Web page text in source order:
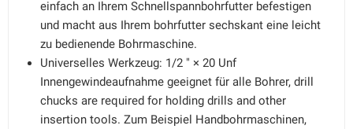
einfach an Ihrem Schnellspannbohrfutter befestigen
und macht aus Ihrem bohrfutter sechskant eine leicht
zu bedienende Bohrmaschine.
Universelles Werkzeug: 1/2 " × 20 Unf
Innengewindeaufnahme geeignet für alle Bohrer, drill
chucks are required for holding drills and other
insertion tools. Zum Beispiel Handbohrmaschinen,